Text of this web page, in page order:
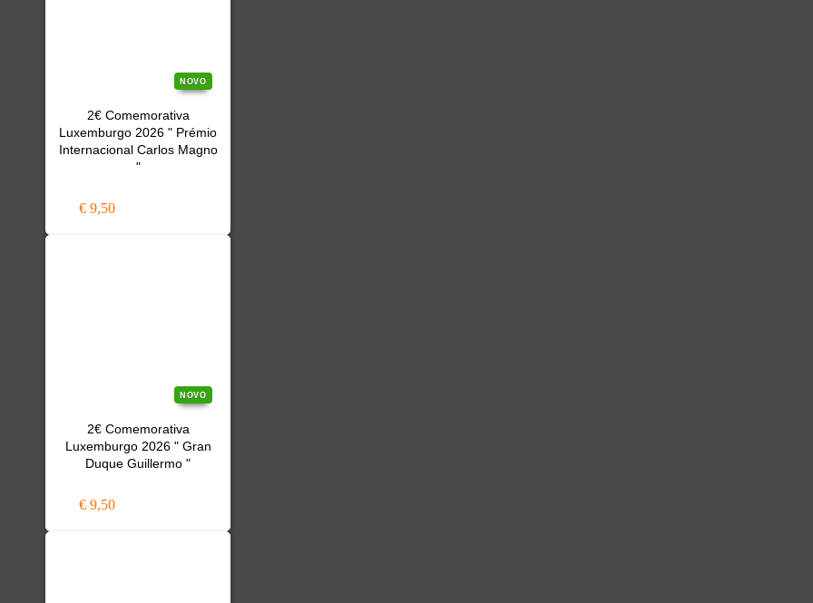
NOVO
2€ Comemorativa
Luxemburgo 2026 " Prémio
Internacional Carlos Magno
"
€ 9,50
NOVO
2€ Comemorativa
Luxemburgo 2026 " Gran
Duque Guillermo "
€ 9,50